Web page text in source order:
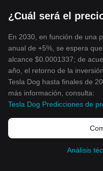
¿Cuál será el
En 2030, en función de una
anual de +5%, se espera
alcance $0.0001337; de
año, el retorno de la
Tesla Dog hasta finales de
más información, consulta:
Tesla Dog Predicciones de
Análisis